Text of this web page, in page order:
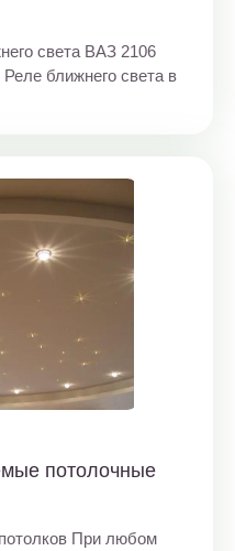
света ВАЗ 2106
ближнего света в
потолочные
При любом